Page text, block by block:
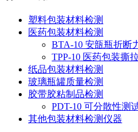
塑料包装材料检测
医药包装材料检测
BTA-10 安瓿瓶折断
TPP-10 医药包装撕
纸品包装材料检测
玻璃瓶罐质量检测
胶带胶粘制品检测
PDT-10 可分散性测
其他包装材料检测仪器